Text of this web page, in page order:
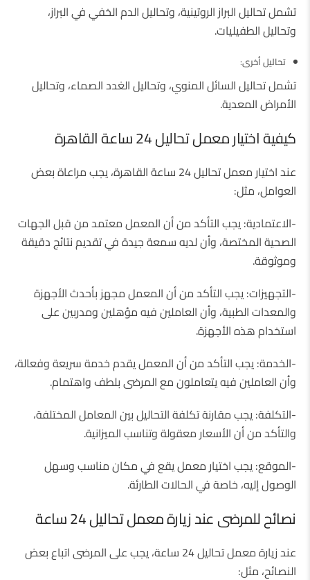
تشمل تحاليل البراز الروتينية، وتحاليل الدم الخفي في البراز،
وتحاليل الطفيليات.
تحاليل أخرى:
تشمل تحاليل السائل المنوي، وتحاليل الغدد الصماء، وتحاليل
الأمراض المعدية.
كيفية اختيار معمل تحاليل 24 ساعة القاهرة
عند اختيار معمل تحاليل 24 ساعة القاهرة، يجب مراعاة بعض
العوامل، مثل:
-الاعتمادية: يجب التأكد من أن المعمل معتمد من قبل الجهات
الصحية المختصة، وأن لديه سمعة جيدة في تقديم نتائج دقيقة
وموثوقة.
-التجهيزات: يجب التأكد من أن المعمل مجهز بأحدث الأجهزة
والمعدات الطبية، وأن العاملين فيه مؤهلين ومدربين على
استخدام هذه الأجهزة.
-الخدمة: يجب التأكد من أن المعمل يقدم خدمة سريعة وفعالة،
وأن العاملين فيه يتعاملون مع المرضى بلطف واهتمام.
-التكلفة: يجب مقارنة تكلفة التحاليل بين المعامل المختلفة،
والتأكد من أن الأسعار معقولة وتناسب الميزانية.
-الموقع: يجب اختيار معمل يقع في مكان مناسب وسهل
الوصول إليه، خاصة في الحالات الطارئة.
نصائح للمرضى عند زيارة معمل تحاليل 24 ساعة
عند زيارة معمل تحاليل 24 ساعة، يجب على المرضى اتباع بعض
النصائح، مثل: